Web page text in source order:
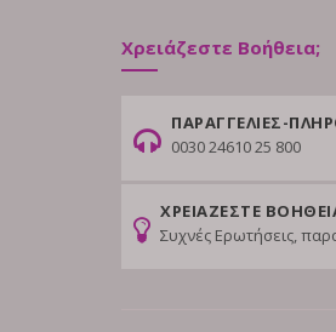
Χρειάζεστε Βοήθεια;
ΠΑΡΑΓΓΕΛΙΕΣ-
0030 24610 25 800
ΧΡΕΙΑΖΕΣΤΕ
Συχνές Ερωτήσεις,